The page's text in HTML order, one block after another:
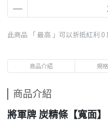
此商品 「 最高 」可以折抵紅利 0
商品介紹 規
商品介紹
將軍牌 炭精條【寬面】